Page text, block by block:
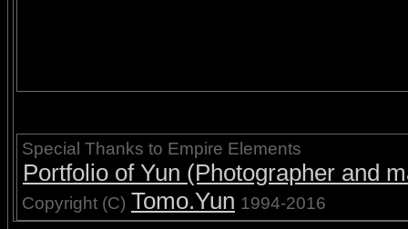
Special Thanks to Empire Elements
Portfolio of Yun (Photographer and
Copyright (C) Tomo.Yun 1994-2016